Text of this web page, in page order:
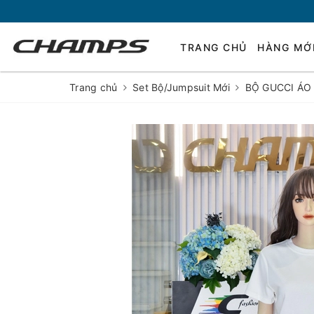
TRANG CHỦ HÀNG
Trang chủ Set Bộ/Jumpsuit Mới BỘ GUCCI